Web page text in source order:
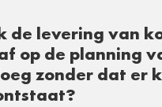
de levering van
op de planning
zonder dat er